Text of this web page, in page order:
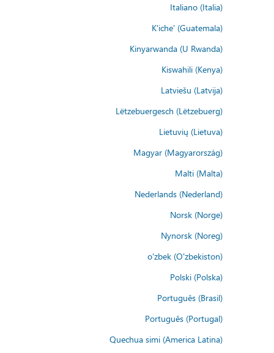
Italiano (Italia)
K'iche' (Guatemala)
Kinyarwanda (U Rwanda)
Kiswahili (Kenya)
Latviešu (Latvija)
Lëtzebuergesch (Lëtzebuerg)
Lietuvių (Lietuva)
Magyar (Magyarország)
Malti (Malta)
Nederlands (Nederland)
Norsk (Norge)
Nynorsk (Noreg)
o'zbek (O'zbekiston)
Polski (Polska)
Português (Brasil)
Português (Portugal)
Quechua simi (America Latina)